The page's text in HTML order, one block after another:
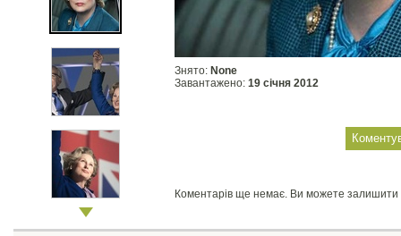
Знято: None
Завантажено: 19 сiчня 2012
Коментарів ще немає. Ви можете